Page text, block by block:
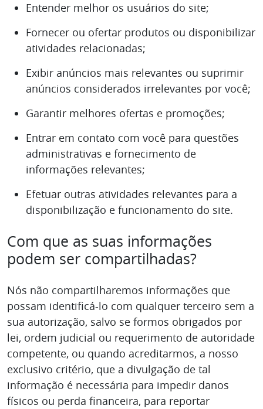
Entender melhor os usuários do site;
Fornecer ou ofertar produtos ou disponibilizar
atividades relacionadas;
Exibir anúncios mais relevantes ou suprimir
anúncios considerados irrelevantes por você;
Garantir melhores ofertas e promoções;
Entrar em contato com você para questões
administrativas e fornecimento de
informações relevantes;
Efetuar outras atividades relevantes para a
disponibilização e funcionamento do site.
Com que as suas informações
podem ser compartilhadas?
Nós não compartilharemos informações que
possam identificá-lo com qualquer terceiro sem a
sua autorização, salvo se formos obrigados por
lei, ordem judicial ou requerimento de autoridade
competente, ou quando acreditarmos, a nosso
exclusivo critério, que a divulgação de tal
informação é necessária para impedir danos
físicos ou perda financeira, para reportar